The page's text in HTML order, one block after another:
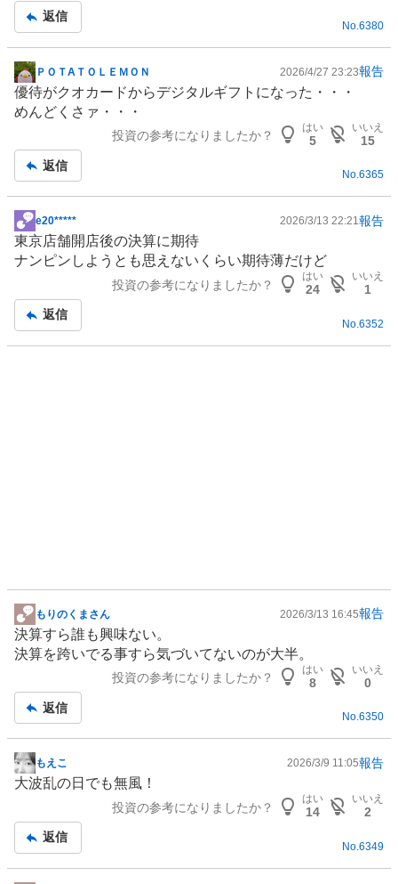
事
返信
No. 6380
掲
示
板
ＰＯＴAＴＯＬＥＭＯＮ 2026/4/27 23:23報告
優待がクオカードからデジタルギフトになった・・・
めんどくさァ・・・
投資の参考になりましたか？
はい
5
いいえ
15
返信
No.6365
掲
示
板
e20***** 2026/3/13 22:21報告
東京店舗開店後の決算に期待
ナンピンしようとも思えないくらい期待薄だけど
投資の参考になりましたか？
はい
24
いいえ
1
返信
No. 6352
掲
示
板
もりのくまさん 2026/3/13 16:45報告
決算すら誰も興味ない。
決算を跨いでる事すら気づいてないのが大半。
投資の参考になりましたか？
はい
8
いいえ
0
返信
No.6350
掲
示
事
もえこ 2026/3/9 11:05報告
大波乱の日でも無風！
投資の参考になりましたか？
はい
14
いいえ
2
返信
No. 6349